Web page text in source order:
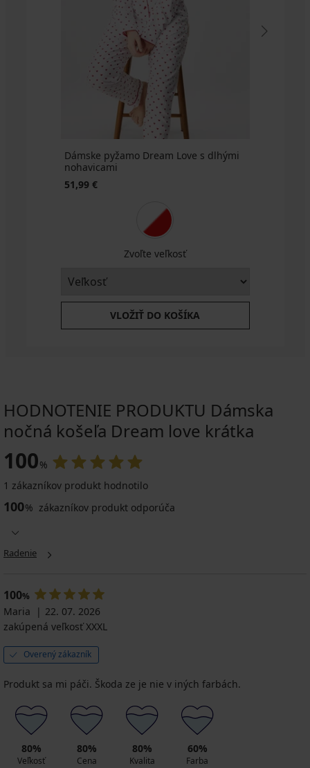
Dámske pyžamo Dream Love s dlhými
nohavicami
51,99 €
Zvoľte veľkosť
VLOŽIŤ DO KOŠÍKA
HODNOTENIE PRODUKTU Dámska
nočná košeľa Dream love krátka
100%
1 zákazníkov produkt hodnotilo
100% zákazníkov produkt odporúča
Radenie
100%
Maria
22. 07. 2026
zakúpená veľkosť XXXL
Overený zákazník
Produkt sa mi páči. Škoda ze je nie v iných farbách.
80%
Veľkosť
80%
Cena
80%
Kvalita
60%
Farba